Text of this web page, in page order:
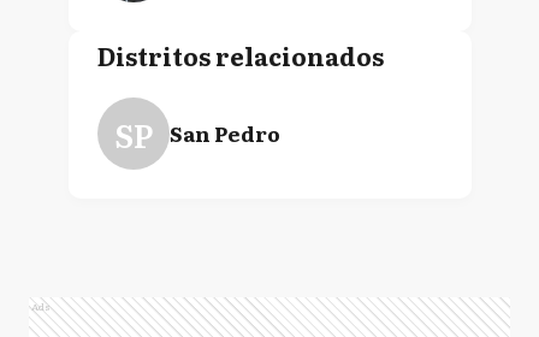
Distritos relacionados
SP San Pedro
Ads